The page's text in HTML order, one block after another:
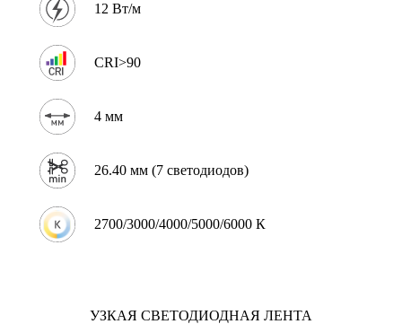
12 Вт/м
CRI>90
4 мм
26.40 мм (7 светодиодов)
2700/3000/4000/5000/6000 К
УЗКАЯ СВЕТОДИОДНАЯ ЛЕНТА